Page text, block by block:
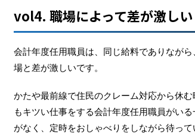
vol4. 職場によって差が激しい
会計年度任用職員は、同じ給料でありなが
場と差が激しいです。
かたや最前線で住民のクレーム対応から休
もキツい仕事をする会計年度任用職員がい
がなく、定時をおしゃべりをしながら待っ